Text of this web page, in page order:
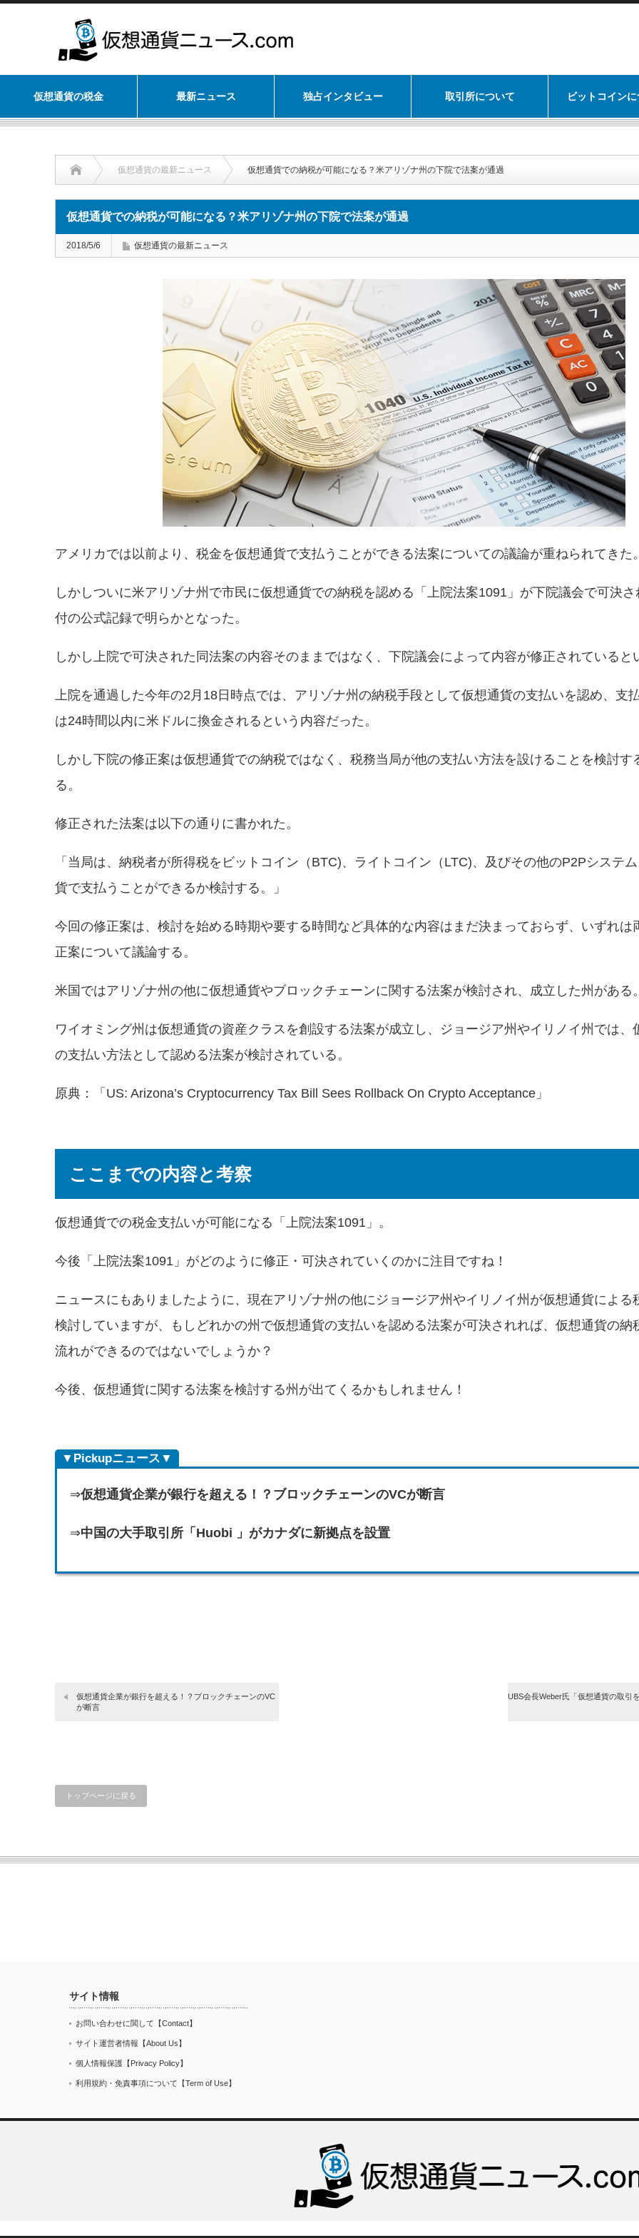
仮想通貨の税金 最新ニュース 独占インタビュー 取引所について ビットコイン
仮想通貨の最新ニュース 仮想通貨での納税が可能になる？米アリゾナ州の下院で法案が通過
仮想通貨での納税が可能になる？米アリゾナ州の下院で法案が通過
2018/5/6 仮想通貨の最新ニュース
アメリカでは以前より、税金を仮想通貨で支払うことができる法案についての議論が重ねられてきた。
しかしついに米アリゾナ州で市民に仮想通貨での納税を認める「上院法案1091」が下院議会で可決さ
付の公式記録で明らかとなった。
しかし上院で可決された同法案の内容そのままではなく、下院議会によって内容が修正されていると
上院を通過した今年の2月18日時点では、アリゾナ州の納税手段として仮想通貨の支払いを認め、支
は24時間以内に米ドルに換金されるという内容だった。
しかし下院の修正案は仮想通貨での納税ではなく、税務当局が他の支払い方法を設けることを検討す
る。
修正された法案は以下の通りに書かれた。
「当局は、納税者が所得税をビットコイン（BTC)、ライトコイン（LTC)、及びその他のP2Pシステ
貨で支払うことができるか検討する。」
今回の修正案は、検討を始める時期や要する時間など具体的な内容はまだ決まっておらず、いずれは
正案について議論する。
米国ではアリゾナ州の他に仮想通貨やブロックチェーンに関する法案が検討され、成立した州がある。
ワイオミング州は仮想通貨の資産クラスを創設する法案が成立し、ジョージア州やイリノイ州では、
の支払い方法として認める法案が検討されている。
原典：「 US: Arizona’s Cryptocurrency Tax Bill Sees Rollback On Crypto Acceptance 」
ここまでの内容と考察
仮想通貨での税金支払いが可能になる「上院法案1091」。
今後「上院法案1091」がどのように修正・可決されていくのかに注目ですね！
ニュースにもありましたように、現在アリゾナ州の他にジョージア州やイリノイ州が仮想通貨による
検討していますが、もしどれかの州で仮想通貨の支払いを認める法案が可決されれば、仮想通貨の納
流れができるのではないでしょうか？
今後、仮想通貨に関する法案を検討する州が出てくるかもしれません！
▼Pickupニュース▼
⇒仮想通貨企業が銀行を超える！？ブロックチェーンのVCが断言
⇒中国の大手取引所「Huobi 」がカナダに新拠点を設置
仮想通貨企業が銀行を超える！？ブロックチェーンのVC
が断言
UBS会長Weber氏「仮想通貨の取引
トップページに戻る
サイト情報
お問い合わせに関して【Contact】
サイト運営者情報【About Us】
個人情報保護【Privacy Policy】
利用規約・免責事項について【Term of Use】